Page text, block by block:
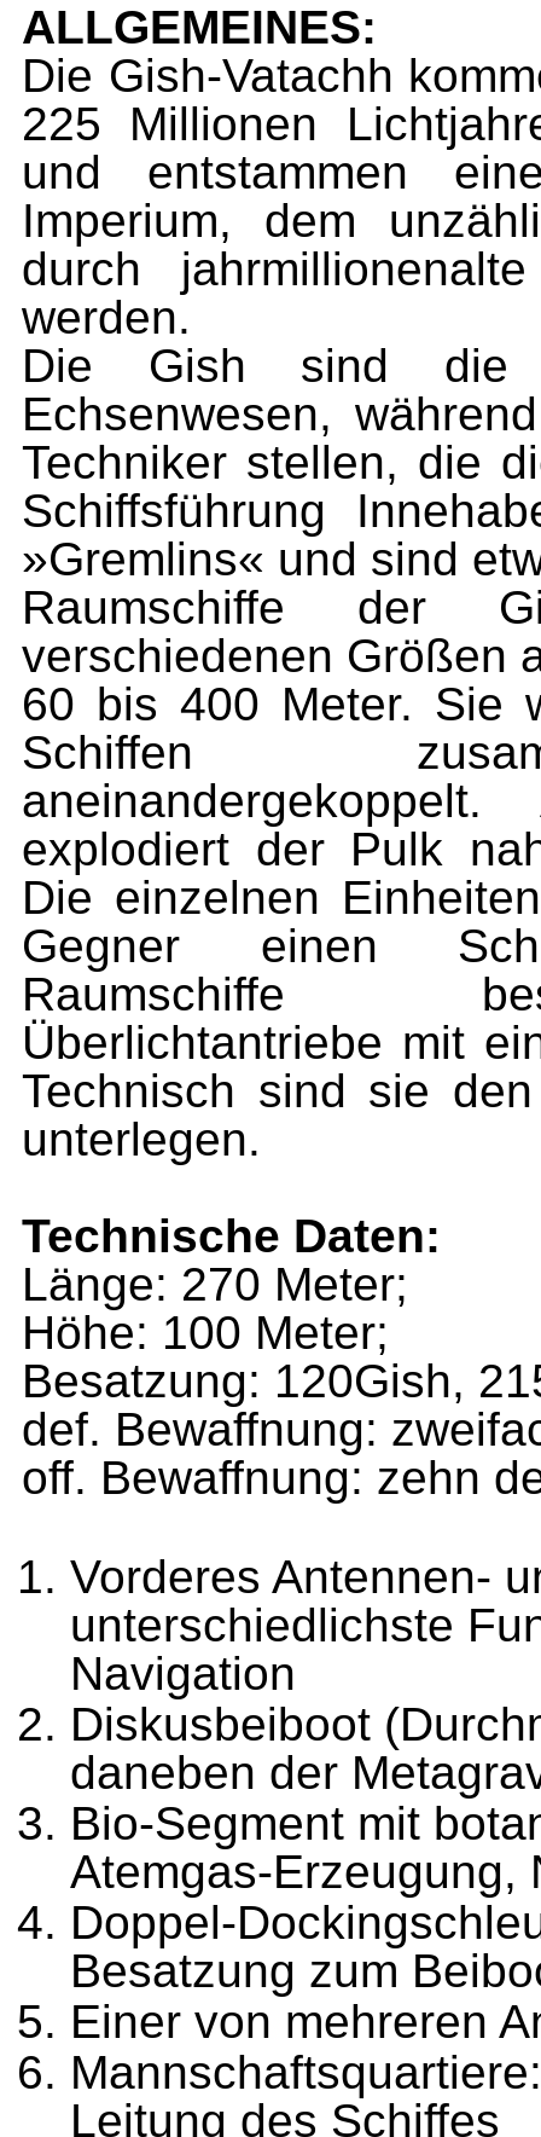
ALLGEMEINES:
Die Gish-Vatachh
225 Millionen
und entstammen
Imperium, dem
durch
werden.
Die Gish sind die
Echsenwesen,
Techniker stellen, die
Schiffsführung
»Gremlins« und sind
Raumschiffe der
verschiedenen Größen
60 bis 400 Meter. Sie
Schiffen
explodiert der Pulk
Die einzelnen
Gegner einen
Raumschiffe
Überlichtantriebe mit
Technisch sind sie
unterlegen.
Technische Daten:
Länge: 270 Meter;
Höhe: 100 Meter;
Besatzung: 120Gish,
def. Bewaffnung:
off. Bewaffnung: zehn
Vorderes Antennen-
unterschiedlichste
Navigation
Diskusbeiboot
daneben der
Bio-Segment mit
Atemgas-Erzeugung,
Doppel-
Besatzung zum
Einer von mehreren
Leitung des Schiffes